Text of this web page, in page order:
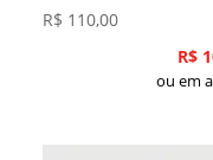
R$ 110,00
R$
ou em